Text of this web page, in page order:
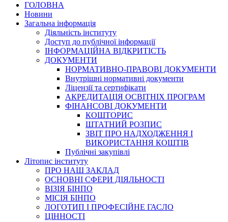
ГОЛОВНА
Новини
Загальна інформація
Діяльність інституту
Доступ до публічної інформації
ІНФОРМАЦІЙНА ВІДКРИТІСТЬ
ДОКУМЕНТИ
НОРМАТИВНО-ПРАВОВІ ДОКУМЕНТИ
Внутрішні нормативні документи
Ліцензії та сертифікати
АКРЕДИТАЦІЯ ОСВІТНІХ ПРОГРАМ
ФІНАНСОВІ ДОКУМЕНТИ
КОШТОРИС
ШТАТНИЙ РОЗПИС
ЗВІТ ПРО НАДХОДЖЕННЯ І
ВИКОРИСТАННЯ КОШТІВ
Публічні закупівлі
Літопис інституту
ПРО НАШ ЗАКЛАД
ОСНОВНІ СФЕРИ ДІЯЛЬНОСТІ
ВІЗІЯ БІНПО
МІСІЯ БІНПО
ЛОГОТИП І ПРОФЕСІЙНЕ ГАСЛО
ЦІННОСТІ